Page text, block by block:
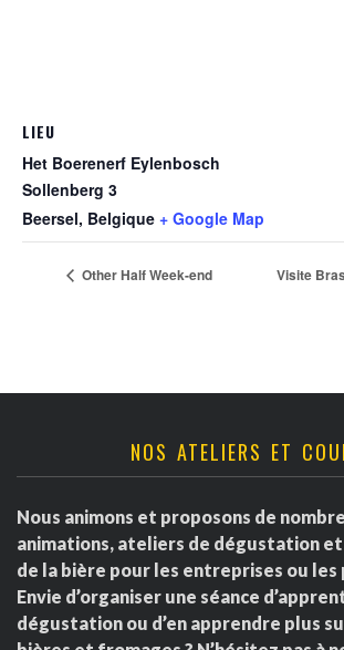
LIEU
Het Boerenerf Eylenbosch
Sollenberg 3
Beersel, Belgique + Google Map
Other Half Week-end Visite
NOS ATELIERS ET
Nous animons et proposons de
animations, ateliers de dégustation
de la bière pour les entreprises ou
Envie d’organiser une séance
dégustation ou d’en apprendre plus